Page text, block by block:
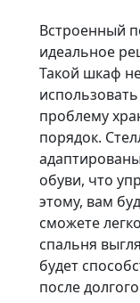
Встроенный
идеальное
Такой шкаф
проблему
порядок.
обуви, что
этому, вам
сможете
спальня
будет
после